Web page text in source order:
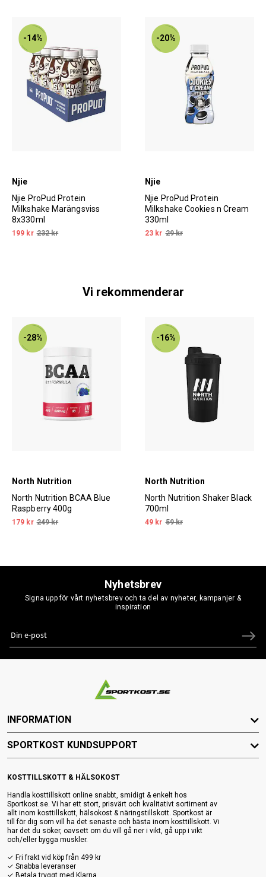
-14%
Njie
Njie ProPud Protein
Milkshake Marängsviss
8x330ml
199 kr 232 kr
-20%
Njie
Njie ProPud Protein
Milkshake Cookies n Cream
330ml
23 kr 29 kr
Vi rekommenderar
-28%
North Nutrition
North Nutrition BCAA Blue
Raspberry 400g
179 kr 249 kr
-16%
North Nutrition
North Nutrition Shaker Black
700ml
49 kr 59 kr
Nyhetsbrev
Signa upp för vårt nyhetsbrev och ta del av nyheter, kampanjer &
inspiration
KOSTTILLSKOTT & HÄLSOKOST
Handla kosttillskott online snabbt, smidigt & enkelt hos
Sportkost.se. Vi har ett stort, prisvärt och kvalitativt sortiment av
allt inom kosttillskott, hälsokost & näringstillskott. Sportkost är
till för dig som vill ha det senaste och bästa inom kosttillskott. Vi
har det du söker, oavsett om du vill gå ner i vikt, gå upp i vikt
och/eller bygga muskler.
✓ Fri frakt vid köp från 499 kr
✓ Snabba leveranser
✓ Betala tryggt med Klarna
INFORMATION
SPORTKOST KUNDSUPPORT